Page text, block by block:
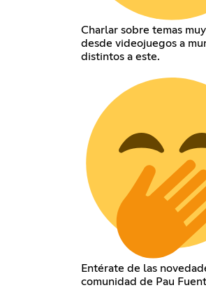
Charlar sobre temas
desde videojuegos a
distintos a este.
Entérate de las
comunidad de Pau